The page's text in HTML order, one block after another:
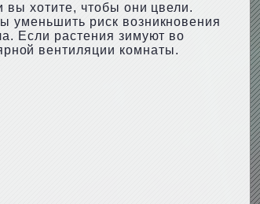
вы хотите, чтобы они цвели.
уменьшить риск возникновения
Если растения зимуют во
вентиляции комнаты.